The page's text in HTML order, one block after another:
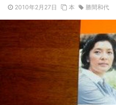
2010年2月27日 本 勝間和代